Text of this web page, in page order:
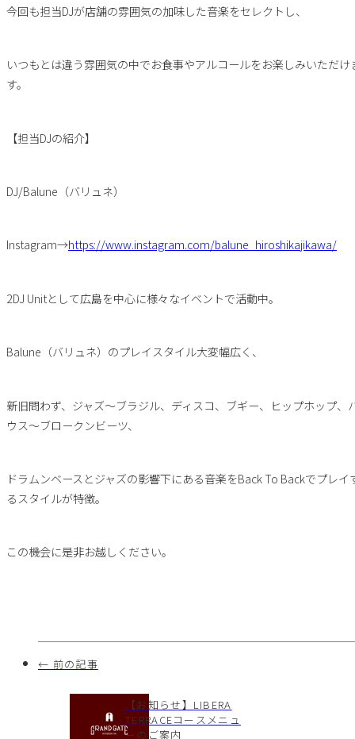
今回も担当DJが店舗の雰囲気の加味した音楽をセレクトし、
いつもとは違う雰囲気の中でお食事やアルコールをお楽しみいただけ
す。
【担当DJの紹介】
DJ/Balune（バリュネ）
Instagram→https://www.instagram.com/balune_hiroshikajikawa/
2DJ Unitとして広島を中心に様々なイベントで活動中。
Balune（バリュネ）のプレイスタイル大変幅広く、
新旧問わず、ジャズ～ブラジル、ディスコ、ブギー、ヒップホップ、
ウス～ブロークンビーツ、
ドラムンベースとジャズの影響下にある音楽をBack To Backでプレイ
るスタイルが特徴。
この機会に是非お越しください。
← 前の記事
【お知らせ】LIBERA
TERRACEコースメニュ
ーのご案内